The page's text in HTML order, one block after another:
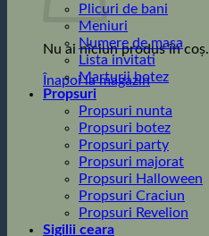
Nu ai niciun produs în coș.
Înapoi la magazin
Plicuri de bani
Meniuri
Numere de masa
Lista invitati
Marturii botez
Propsuri
Propsuri nunta
Propsuri botez
Propsuri party
Propsuri majorat
Propsuri Halloween
Propsuri Craciun
Propsuri Revelion
Sigilii ceara